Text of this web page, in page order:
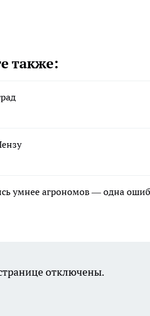
также:
умнее агрономов — одна
отключены.